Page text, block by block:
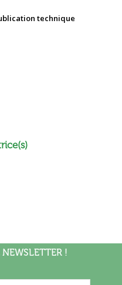
technique
!